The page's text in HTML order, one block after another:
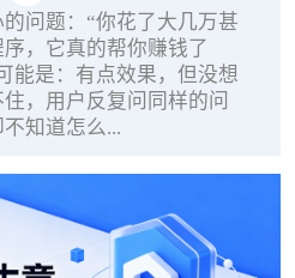
问题：“你花了大几万甚
，它真的帮你赚钱了
能是：有点效果，但没想
，用户反复问同样的问
知道怎么...